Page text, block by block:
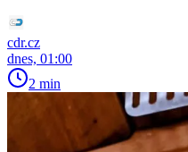
cdr.cz
dnes, 01:00
2 min